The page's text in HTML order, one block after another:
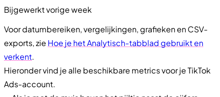
Bijgewerkt vorige week
Voor datumbereiken, vergelijkingen, grafieken en CSV-
exports, zie Hoe je het Analytisch-tabblad gebruikt en
verkent.
Hieronder vind je alle beschikbare metrics voor je TikTok
Ads-account.